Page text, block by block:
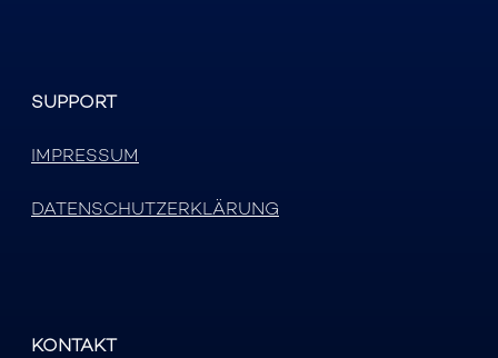
SUPPORT
IMPRESSUM
DATENSCHUTZERKLÄRUNG
KONTAKT